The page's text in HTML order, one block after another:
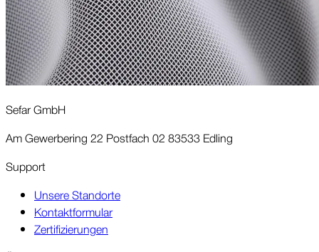
Sefar GmbH
Am Gewerbering 22 Postfach 02 83533 Edling
Support
Unsere Standorte
Kontaktformular
Zertifizierungen